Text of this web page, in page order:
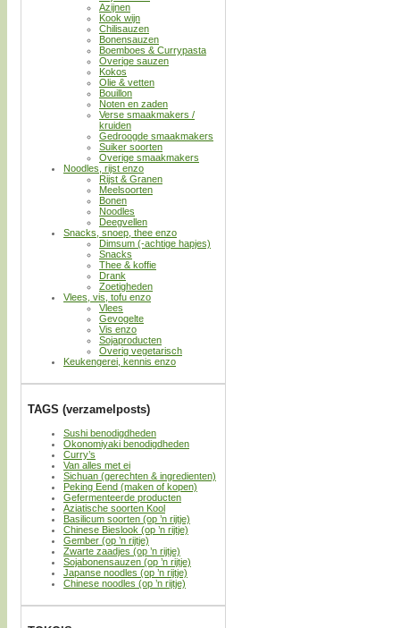
Azijnen
Kook wijn
Chilisauzen
Bonensauzen
Boemboes & Currypasta
Overige sauzen
Kokos
Olie & vetten
Bouillon
Noten en zaden
Verse smaakmakers /
kruiden
Gedroogde smaakmakers
Suiker soorten
Overige smaakmakers
Noodles, rijst enzo
Rijst & Granen
Meelsoorten
Bonen
Noodles
Deegvellen
Snacks, snoep, thee enzo
Dimsum (-achtige hapjes)
Snacks
Thee & koffie
Drank
Zoetigheden
Vlees, vis, tofu enzo
Vlees
Gevogelte
Vis enzo
Sojaproducten
Overig vegetarisch
Keukengerei, kennis enzo
TAGS (verzamelposts)
Sushi benodigdheden
Okonomiyaki benodigdheden
Curry’s
Van alles met ei
Sichuan (gerechten & ingredienten)
Peking Eend (maken of kopen)
Gefermenteerde producten
Aziatische soorten Kool
Basilicum soorten (op ’n rijtje)
Chinese Bieslook (op ’n rijtje)
Gember (op ’n rijtje)
Zwarte zaadjes (op ’n rijtje)
Sojabonensauzen (op ’n rijtje)
Japanse noodles (op ’n rijtje)
Chinese noodles (op ’n rijtje)